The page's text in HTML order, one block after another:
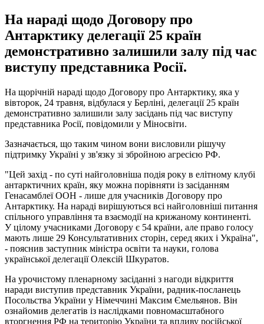
На нараді щодо Договору про
Антарктику делегації 25 країн
демонстративно залишили залу під час
виступу представника Росії.
На щорічній нараді щодо Договору про Антарктику, яка у
вівторок, 24 травня, відбулася у Берліні, делегації 25 країн
демонстративно залишили залу засідань під час виступу
представника Росії, повідомили у Міносвіти.
Зазначається, що таким чином вони висловили рішучу
підтримку Україні у зв'язку зі збройною агресією РФ.
"Цей захід - по суті найголовніша подія року в елітному клубі
антарктичних країн, яку можна порівняти із засіданням
Генасамблеї ООН - лише для учасників Договору про
Антарктику. На нараді вирішуються всі найголовніші питання
спільного управління та взаємодії на крижаному континенті.
У цілому учасниками Договору є 54 країни, але право голосу
мають лише 29 Консультативних сторін, серед яких і Україна",
- пояснив заступник міністра освіти та науки, голова
української делегації Олексій Шкуратов.
На урочистому пленарному засіданні з нагоди відкриття
наради виступив представник України, радник-посланець
Посольства України у Німеччині Максим Ємельянов. Він
ознайомив делегатів із наслідками повномасштабного
вторгнення РФ на територію України та впливу російської